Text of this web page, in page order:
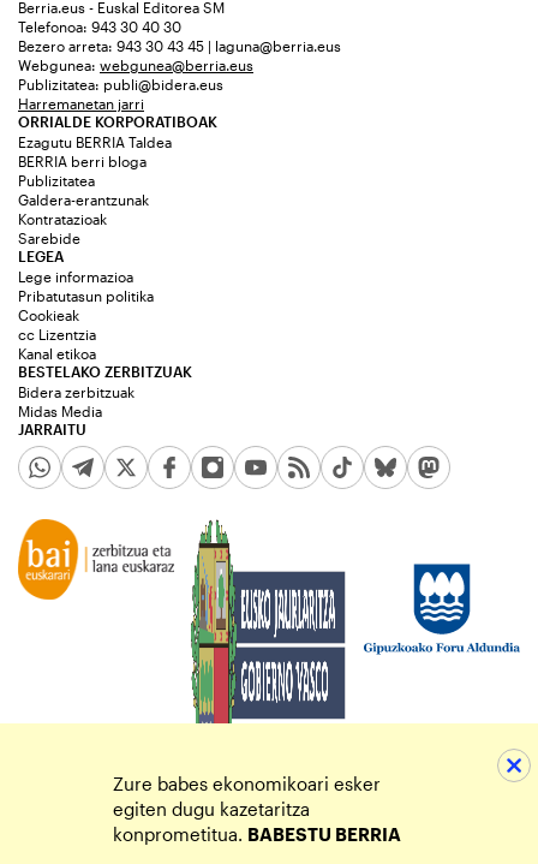
Berria.eus - Euskal Editorea SM
Telefonoa: 943 30 40 30
Bezero arreta: 943 30 43 45 | laguna@berria.eus
Webgunea: webgunea@berria.eus
Publizitatea: publi@bidera.eus
Harremanetan jarri
ORRIALDE KORPORATIBOAK
Ezagutu BERRIA Taldea
BERRIA berri bloga
Publizitatea
Galdera-erantzunak
Kontratazioak
Sarebide
JARRAITU
LEGEA
Lege informazioa
Pribatutasun politika
Cookieak
cc Lizentzia
Kanal etikoa
BESTELAKO ZERBITZUAK
Bidera zerbitzuak
Midas Media
Zure babes ekonomikoari esker
egiten dugu kazetaritza
konprometitua. BABESTU BERRIA